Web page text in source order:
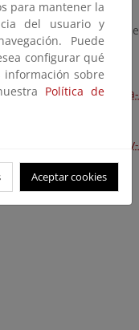
la Movilidad Sostenible
Semana-Europea-de-la-
es/calidad-y-
urbano/movilidad/
Registro Europeo
para mantener la
del usuario y
Puede
configurar qué
información sobre
Política de
Aceptar cookies